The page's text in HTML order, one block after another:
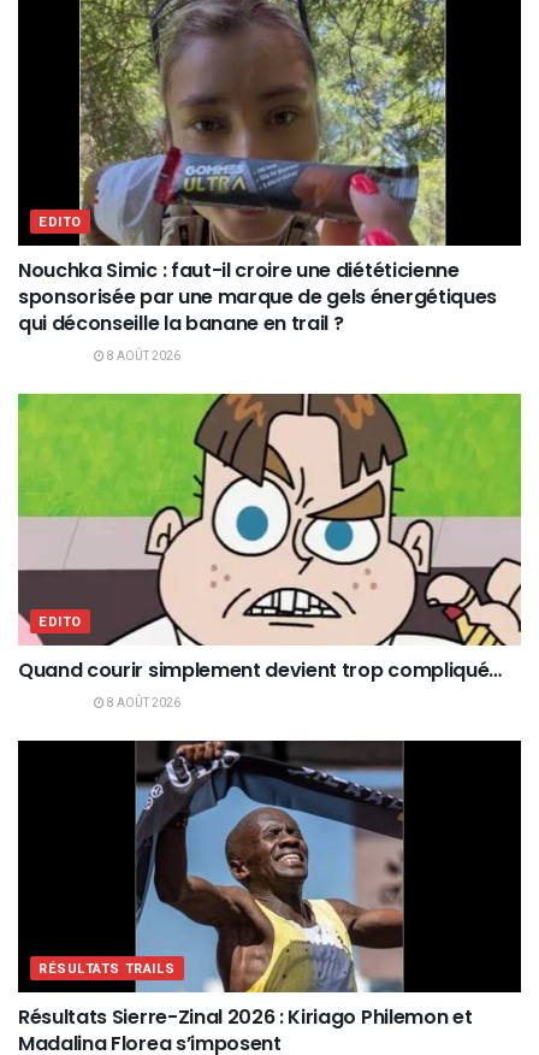
EDITO
Nouchka Simic : faut-il croire une diététicienne
sponsorisée par une marque de gels énergétiques
qui déconseille la banane en trail ?
8 AOÛT 2026
EDITO
Quand courir simplement devient trop compliqué…
8 AOÛT 2026
RÉSULTATS TRAILS
Résultats Sierre-Zinal 2026 : Kiriago Philemon et
Madalina Florea s’imposent